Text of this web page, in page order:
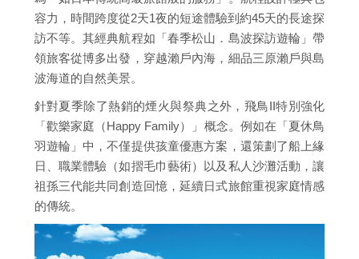
容力，時間跨度從2天1夜的短途體驗到約45天的長途探
訪不等。其經典航程如「春季松山．島波探訪遊輪」帶
領旅客從博多出發，穿越瀨戶內海，細品三原瀨戶與島
波海道的自然美景。
針對夏季除了熱銷的煙火與祭典之外，飛鳥II特別強化
「歡樂家庭（Happy Family）」概念。例如在「夏休鳥
羽遊輪」中，不僅提供孩童優惠方案，還策劃了船上緣
日、職業體驗（如摺毛巾藝術）以及私人沙灘活動，讓
祖孫三代能共同創造回憶，延續日式旅館重視家庭情感
的傳統。